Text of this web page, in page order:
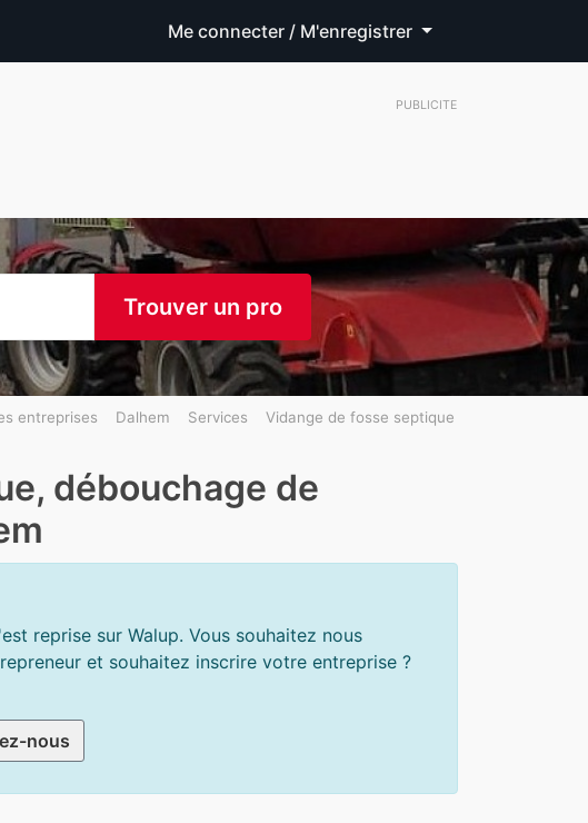
Me connecter / M'enregistrer
PUBLICITE
Trouver un pro
entreprises Dalhem Services Vidange de fosse septique
débouchage de
reprise sur Walup. Vous souhaitez nous
et souhaitez inscrire votre entreprise ?
nous